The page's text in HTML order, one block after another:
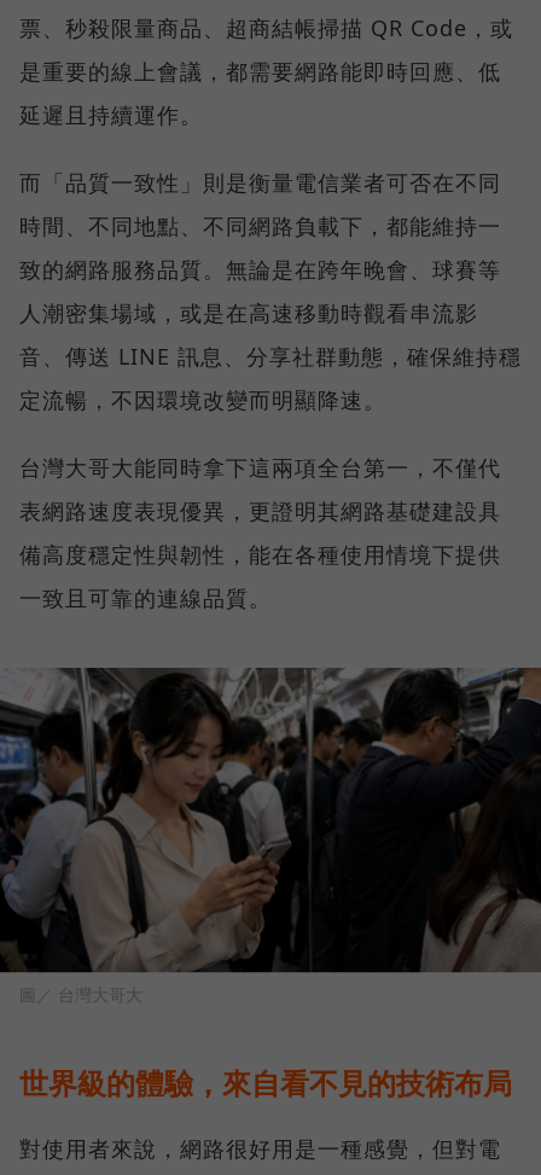
票、秒殺限量商品、超商結帳掃描 QR Code，或
是重要的線上會議，都需要網路能即時回應、低
延遲且持續運作。
而「品質一致性」則是衡量電信業者可否在不同
時間、不同地點、不同網路負載下，都能維持一
致的網路服務品質。無論是在跨年晚會、球賽等
人潮密集場域，或是在高速移動時觀看串流影
音、傳送 LINE 訊息、分享社群動態，確保維持穩
定流暢，不因環境改變而明顯降速。
台灣大哥大能同時拿下這兩項全台第一，不僅代
表網路速度表現優異，更證明其網路基礎建設具
備高度穩定性與韌性，能在各種使用情境下提供
一致且可靠的連線品質。
圖／ 台灣大哥大
世界級的體驗，來自看不見的技術布局
對使用者來說，網路很好用是一種感覺，但對電